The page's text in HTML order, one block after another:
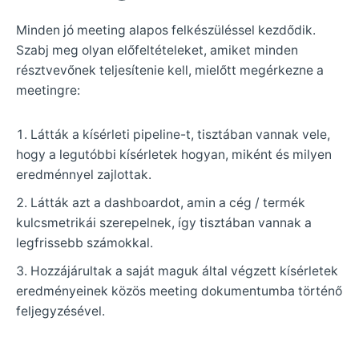
Minden jó meeting alapos felkészüléssel kezdődik.
Szabj meg olyan előfeltételeket, amiket minden
résztvevőnek teljesítenie kell, mielőtt megérkezne a
meetingre:
Látták a kísérleti pipeline-t, tisztában vannak vele,
hogy a legutóbbi kísérletek hogyan, miként és milyen
eredménnyel zajlottak.
Látták azt a dashboardot, amin a cég / termék
kulcsmetrikái szerepelnek, így tisztában vannak a
legfrissebb számokkal.
Hozzájárultak a saját maguk által végzett kísérletek
eredményeinek közös meeting dokumentumba történő
feljegyzésével.